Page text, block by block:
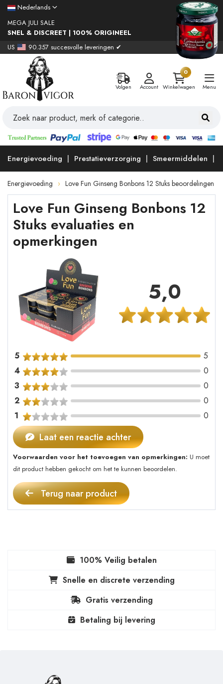
Nederlands
MEGA JULI SALE
SNEL & DISCREET | 100% ORIGINEEL
US
90.357 succesvolle leveringen ✔
Volgen Account
0
Winkelwagen
Menu
Energievoeding Prestatieverzorging Smeermiddelen
Energievoeding Love Fun Ginseng Bonbons 12 Stuks beoordelingen
Love Fun Ginseng Bonbons 12
Stuks evaluaties en
opmerkingen
5,0
5
5
4
0
3
0
2
0
1
0
Laat een reactie achter
Voorwaarden voor het toevoegen van opmerkingen: U moet
dit product hebben gekocht om het te kunnen beoordelen.
Terug naar product
100% Veilig betalen
Snelle en discrete verzending
Gratis verzending
Betaling bij levering